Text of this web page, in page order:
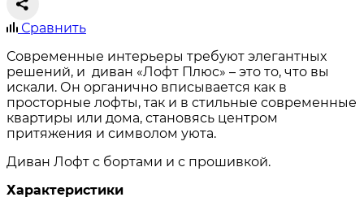
Сравнить
Современные интерьеры требуют элегантных
решений, и диван «Лофт Плюс» – это то, что вы
искали. Он органично вписывается как в
просторные лофты, так и в стильные современные
квартиры или дома, становясь центром
притяжения и символом уюта.
Диван Лофт с бортами и с прошивкой.
Характеристики